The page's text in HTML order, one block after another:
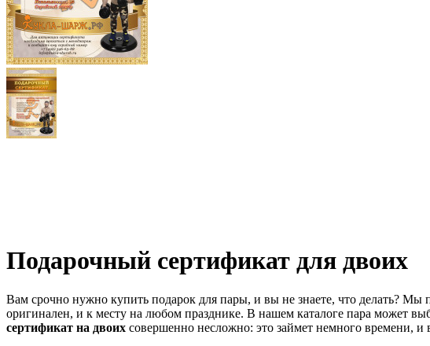
Подарочный сертификат для двоих
Вам срочно нужно купить подарок для пары, и вы не знаете, что делать?
оригинален, и к месту на любом празднике. В нашем каталоге пара может
сертификат на двоих совершенно несложно: это займет немного времени,